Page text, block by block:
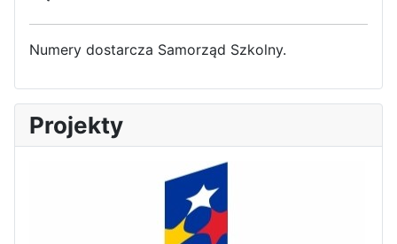
Numery dostarcza Samorząd Szkolny.
Projekty